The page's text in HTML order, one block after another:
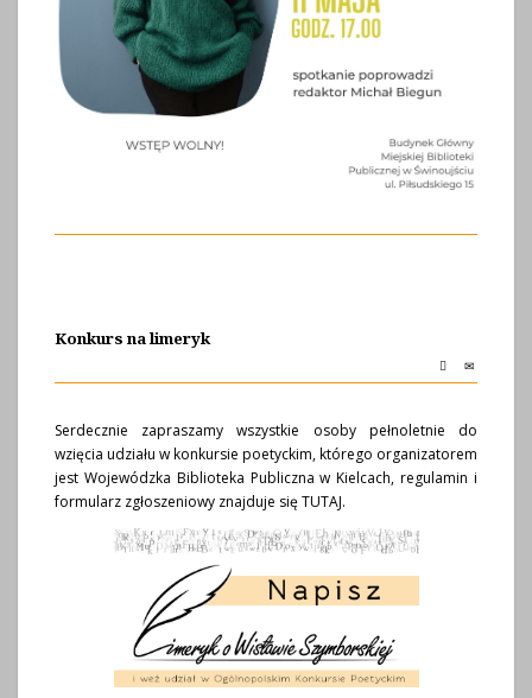
Konkurs na limeryk
Serdecznie zapraszamy wszystkie osoby pełnoletnie do
wzięcia udziału w konkursie poetyckim, którego organizatorem
jest Wojewódzka Biblioteka Publiczna w Kielcach, regulamin i
formularz zgłoszeniowy znajduje sięTUTAJ.